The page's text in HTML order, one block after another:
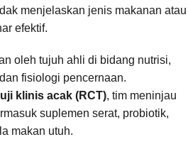
menjelaskan jenis makanan atau
efektif.
oleh tujuh ahli di bidang nutrisi,
fisiologi pencernaan.
klinis acak (RCT), tim meninjau
suplemen serat, probiotik,
makan utuh.